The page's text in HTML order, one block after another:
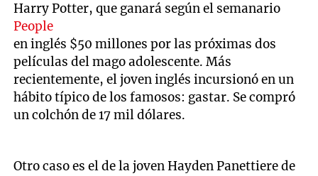
Harry Potter, que ganará según el semanario
People
en inglés $50 millones por las próximas dos
películas del mago adolescente. Más
recientemente, el joven inglés incursionó en un
hábito típico de los famosos: gastar. Se compró
un colchón de 17 mil dólares.
Otro caso es el de la joven Hayden Panettiere de